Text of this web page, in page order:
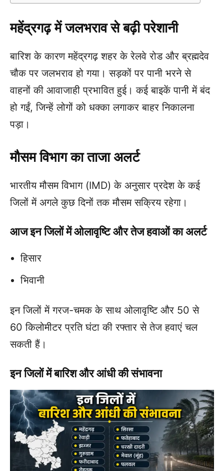
महेंद्रगढ़ में जलभराव से बढ़ी परेशानी
बारिश के कारण महेंद्रगढ़ शहर के रेलवे रोड और ब्रह्मदेव
चौक पर जलभराव हो गया। सड़कों पर पानी भरने से
वाहनों की आवाजाही प्रभावित हुई। कई बाइकें पानी में बंद
हो गईं, जिन्हें लोगों को धक्का लगाकर बाहर निकालना
पड़ा।
मौसम विभाग का ताजा अलर्ट
भारतीय मौसम विभाग (IMD) के अनुसार प्रदेश के कई
जिलों में अगले कुछ दिनों तक मौसम सक्रिय रहेगा।
आज इन जिलों में ओलावृष्टि और तेज हवाओं का अलर्ट
हिसार
भिवानी
इन जिलों में गरज-चमक के साथ ओलावृष्टि और 50 से
60 किलोमीटर प्रति घंटा की रफ्तार से तेज हवाएं चल
सकती हैं।
इन जिलों में बारिश और आंधी की संभावना